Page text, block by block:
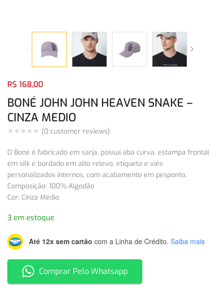
BONÉ JOHN JOHN HEAVEN SNAKE –
CINZA MEDIO
(0 customer reviews)
R$ 168,00
O Boné é fabricado em sarja, possui aba curva, estampa frontal
em silk e bordado em alto relevo, etiqueta e viés
personalizados internos, com acabamento em pesponto.
Composição: 100% Algodão
Cor: Cinza Médio
3 em estoque
Até 12x sem cartão com a Linha de Crédito. Saiba mais
Comprar Pelo Whatsapp